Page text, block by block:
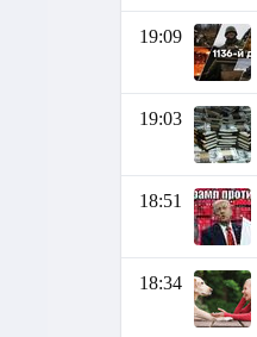
19:09
19:03
18:51
18:34